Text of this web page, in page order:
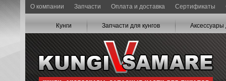
О компании Запчасти Оплата и доставка Сертификаты
Кунги Запчасти для кунгов Аксессуары